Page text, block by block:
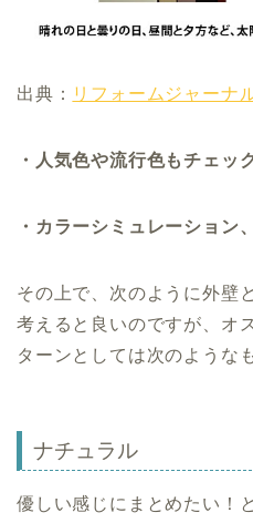
出典： リフォームジャーナ
・人気色や流行色もチェッ
・カラーシミュレーション
その上で、次のように外壁
考えると良いのですが、オ
ターンとしては次のような
ナチュラル
優しい感じにまとめたい！